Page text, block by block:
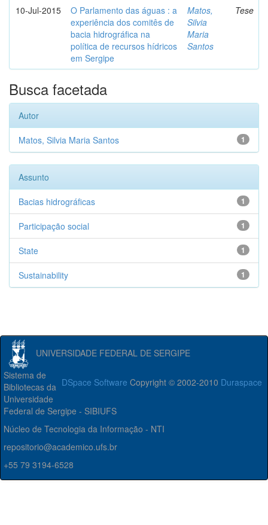
10-Jul-2015
O Parlamento das águas : a
experiência dos comitês de
bacia hidrográfica na
política de recursos hídricos
em Sergipe
Matos,
Silvia
Maria
Santos
Tese
Busca facetada
Autor
1
Matos, Silvia Maria Santos
Assunto
1
Bacias hidrográficas
1
Participação social
1
State
1
Sustainability
UNIVERSIDADE FEDERAL DE SERGIPE
DSpace Software Copyright © 2002-2010 Duraspace
Sistema de
Bibliotecas da
Universidade
Federal de Sergipe - SIBIUFS
Núcleo de Tecnologia da Informação - NTI
repositorio@academico.ufs.br
+55 79 3194-6528